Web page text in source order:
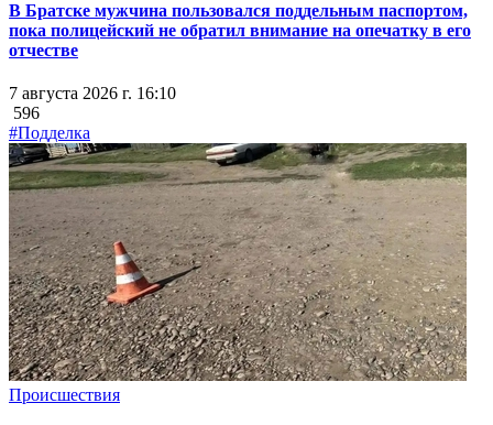
В Братске мужчина пользовался поддельным паспортом,
пока полицейский не обратил внимание на опечатку в его
отчестве
7 августа 2026 г. 16:10
596
#Подделка
Происшествия